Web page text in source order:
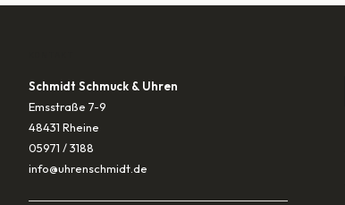
Schmidt Schmuck & Uhren
Emsstraße 7-9
48431 Rheine
05971 / 3188
info@uhrenschmidt.de